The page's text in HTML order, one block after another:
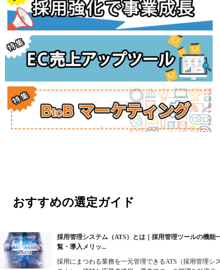
おすすめの選定ガイド
採用管理システム（ATS）とは｜採用管理ツールの機能
覧・導入メリッ...
採用にまつわる業務を一元管理できるATS（採用管理シ